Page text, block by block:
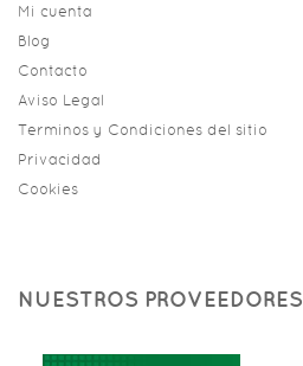
Mi cuenta
Blog
Contacto
Aviso Legal
Terminos y Condiciones del sitio
Privacidad
Cookies
NUESTROS PROVEEDORES